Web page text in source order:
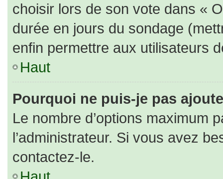
choisir lors de son vote dans «
durée en jours du sondage
enfin permettre aux utilisateurs
Haut
Pourquoi ne puis-je pas
Le nombre d’options maximum
l’administrateur. Si vous avez
contactez-le.